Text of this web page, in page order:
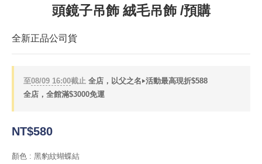
頭鏡子吊飾 絨毛吊飾 /預購
全新正品公司貨
至08/09 16:00截止 全店，以父之名‣活動最高現折$588
全店，全館滿$3000免運
NT$580
顏色 : 黑豹紋蝴蝶結